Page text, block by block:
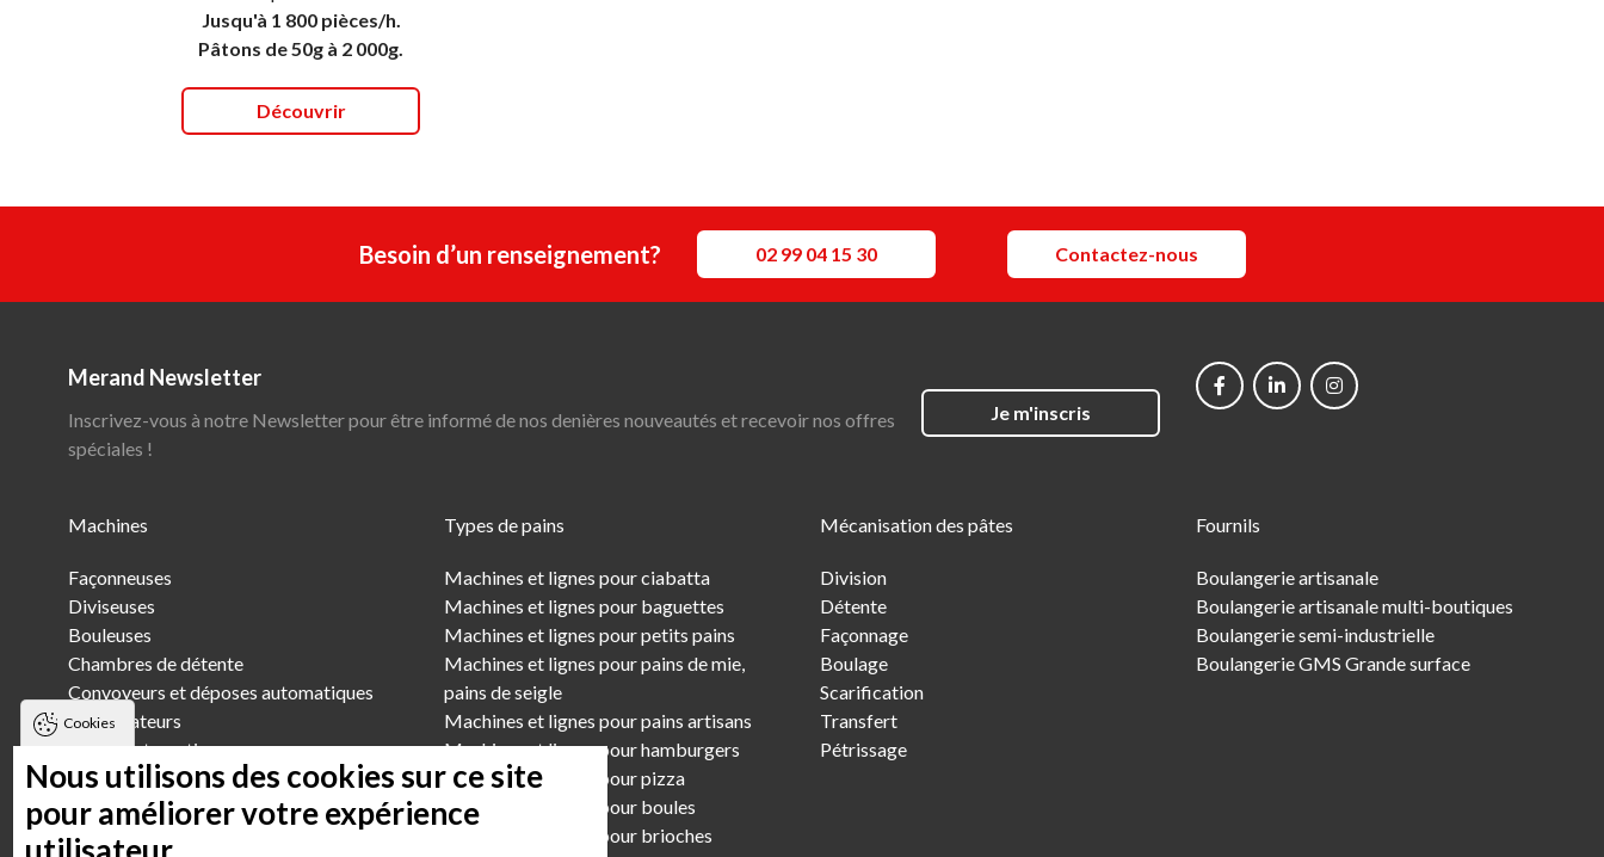
Jusqu'à 1 800 pièces/h.
Pâtons de 50g à 2 000g.
Découvrir
Besoin d’un renseignement? 02 99 04 15 30 Contactez-nous
Merand Newsletter
Inscrivez-vous à notre Newsletter pour être informé de nos denières nouveautés et recevoir nos offres
spéciales !
Je m'inscris
networks
Menu
Machines
Façonneuses
Diviseuses
Bouleuses
Chambres de détente
Convoyeurs et déposes automatiques
Scarificateurs
Lignes automatiques
Pétrins et élévateurs
Types de pains
Machines et lignes pour ciabatta
Machines et lignes pour baguettes
Machines et lignes pour petits pains
Machines et lignes pour pains de mie,
pains de seigle
Machines et lignes pour pains artisans
Machines et lignes pour hamburgers
Machines et lignes pour pizza
Machines et lignes pour boules
Machines et lignes pour brioches
Mécanisation des pâtes
Division
Détente
Façonnage
Boulage
Scarification
Transfert
Pétrissage
Fournils
Boulangerie artisanale
Boulangerie artisanale multi-boutiques
Boulangerie semi-industrielle
Boulangerie GMS Grande surface
Cookies
Nous utilisons des cookies sur ce site
pour améliorer votre expérience